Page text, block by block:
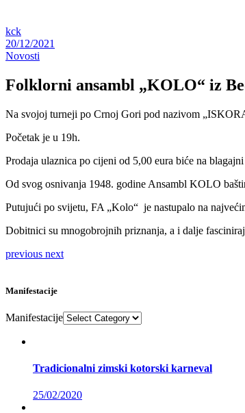
kck
20/12/2021
Novosti
Folklorni ansambl „KOLO“ iz
Na svojoj turneji po Crnoj Gori pod nazivom
Početak je u 19h.
Prodaja ulaznica po cijeni od 5,00 eura biće na
Od svog osnivanja 1948. godine Ansambl KOLO
Putujući po svijetu, FA „Kolo“ je nastupalo na
Dobitnici su mnogobrojnih priznanja, a i dalje
previous next
Manifestacije
Manifestacije
Tradicionalni zimski kotorski karneval
25/02/2020